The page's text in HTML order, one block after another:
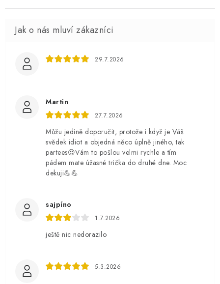
29.7.2026
Martin
27.7.2026
Můžu jedině doporučit, protože i když je Váš
svědek idiot a objedná něco úplně jiného, tak
partees😍Vám to pošlou velmi rychle a tím
pádem mate úžasné trička do druhé dne. Moc
dekuji💪💪
sajpíno
1.7.2026
ještě nic nedorazilo
5.3.2026